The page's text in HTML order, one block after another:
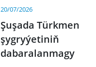
20/07/2026
Şuşada Türkmen
şygryýetiniň
dabaralanmagy